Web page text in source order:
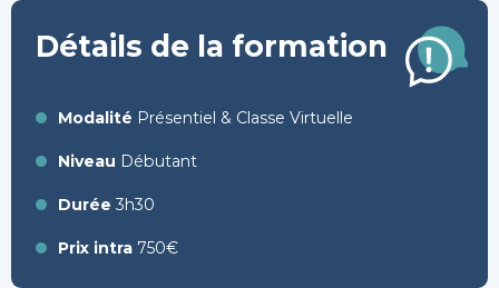
Détails de la formation
Modalité Présentiel & Classe Virtuelle
Niveau Débutant
Durée 3h30
Prix intra 750€